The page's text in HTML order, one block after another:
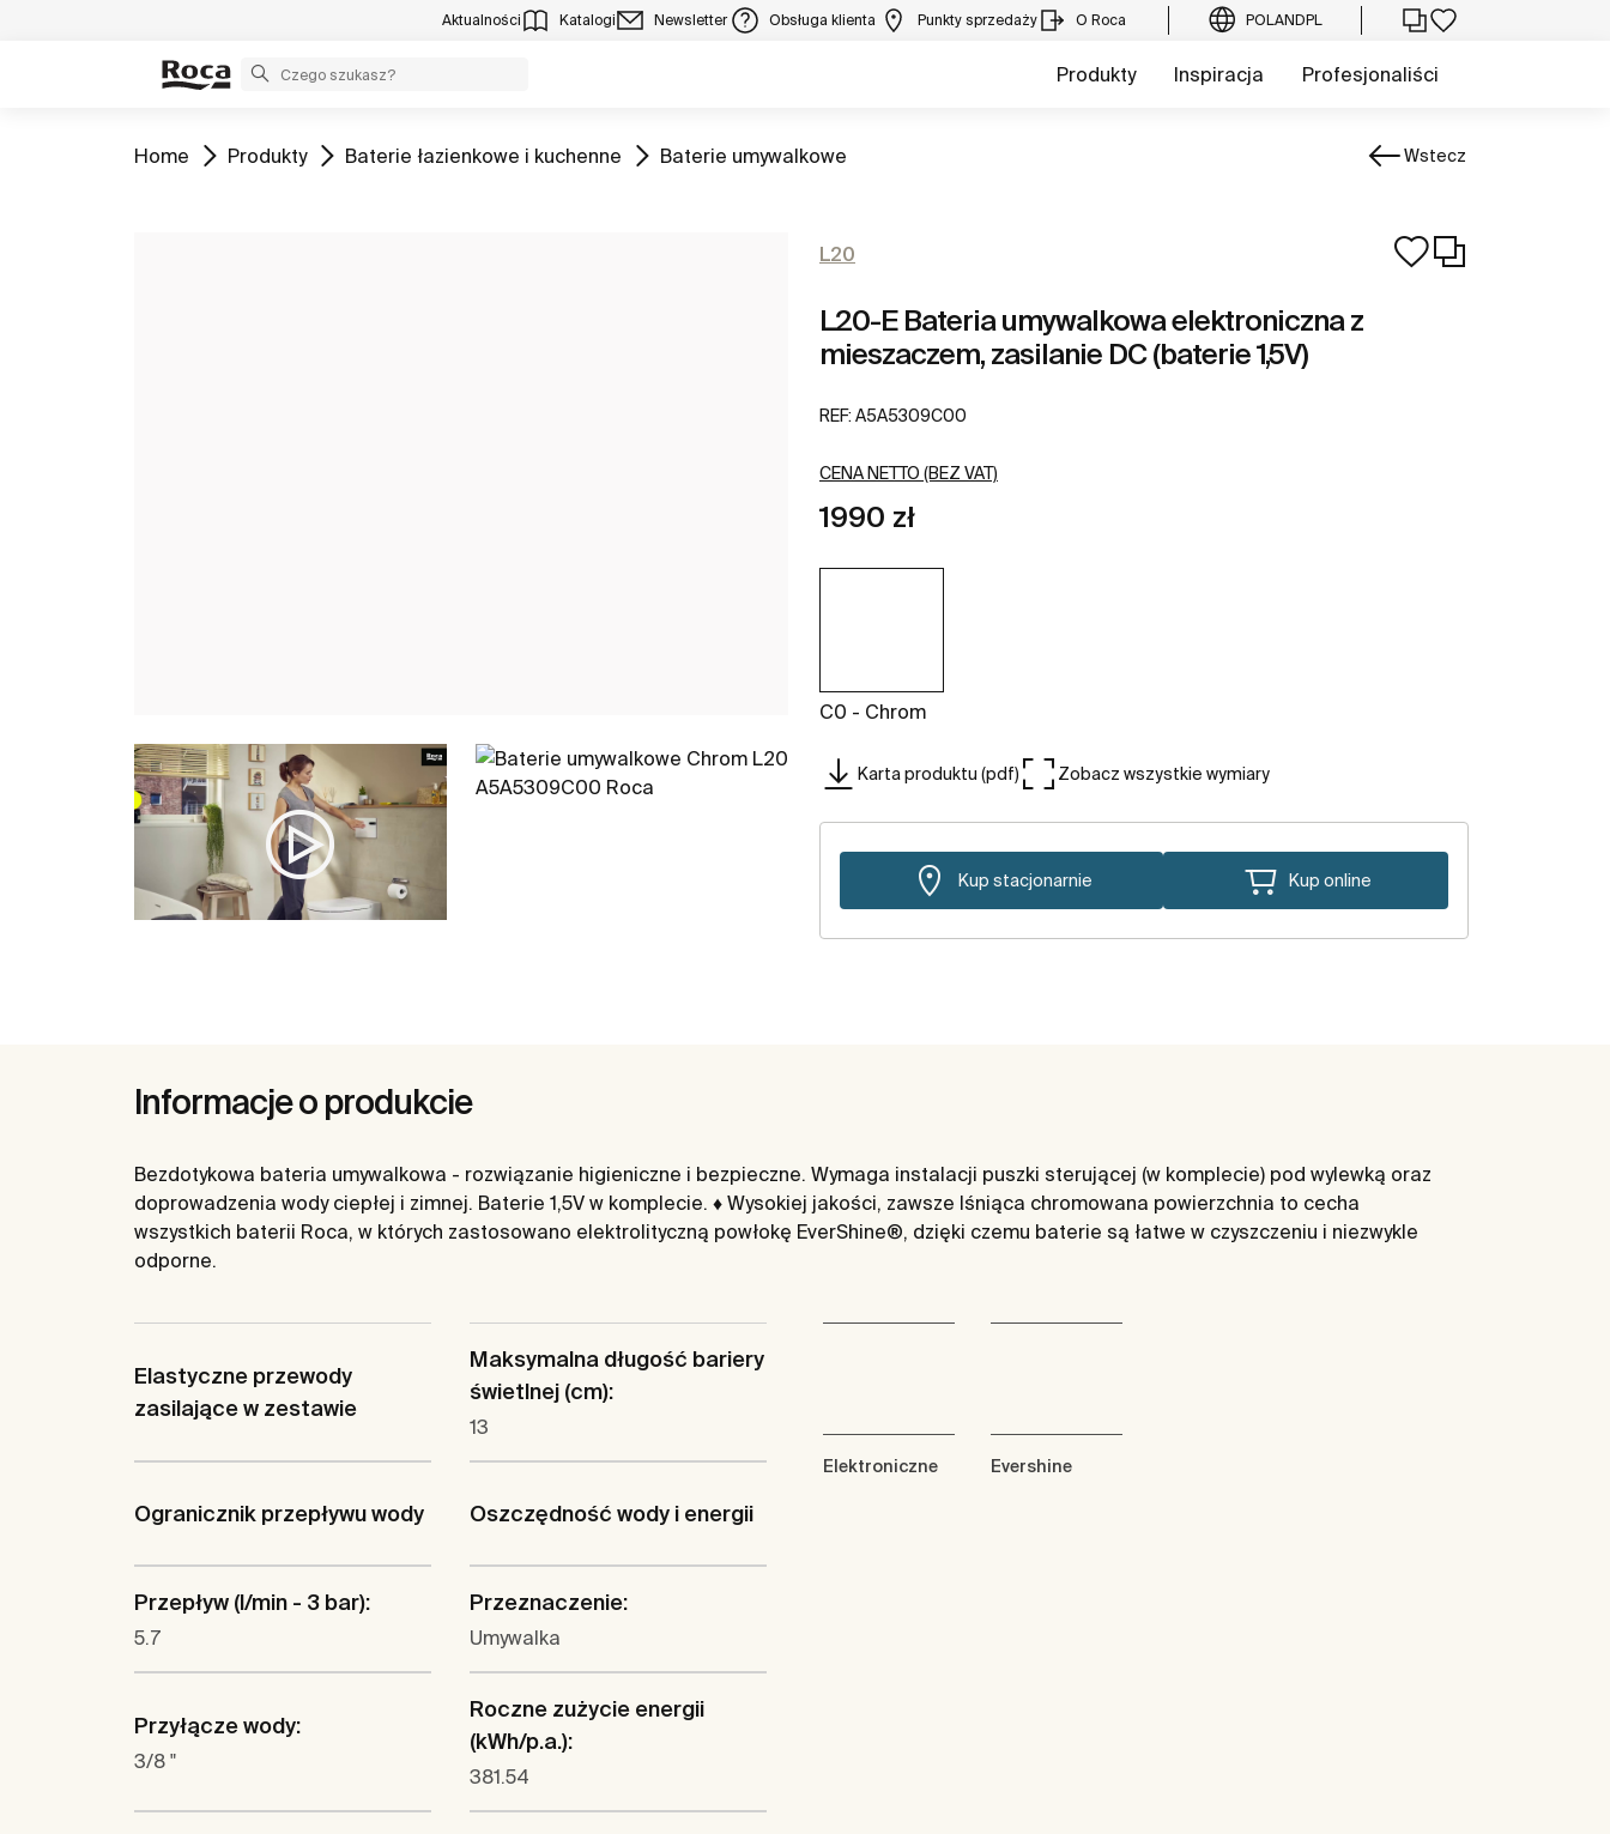
Aktualności Katalogi Newsletter Obsługa klienta Punkty sprzedaży O Roca POLANDPL
Produkty Inspiracja Profesjonaliści
Zobacz
Home Zobacz
Produkty Zobacz
Baterie łazienkowe i kuchenne Zobacz
Baterie umywalkowe Wstecz
L20
L20-E Bateria umywalkowa elektroniczna z
mieszaczem, zasilanie DC (baterie 1,5V)
REF: A5A5309C00
CENA NETTO (BEZ VAT)
1990 zł
C0 - Chrom
Karta produktu (pdf) Zobacz wszystkie wymiary
Kup stacjonarnie Kup online
Informacje o produkcie
Bezdotykowa bateria umywalkowa - rozwiązanie higieniczne i bezpieczne. Wymaga instalacji puszki sterującej (w komplecie) pod wylewką oraz
doprowadzenia wody ciepłej i zimnej. Baterie 1,5V w komplecie. ♦ Wysokiej jakości, zawsze lśniąca chromowana powierzchnia to cecha
wszystkich baterii Roca, w których zastosowano elektrolityczną powłokę EverShine®, dzięki czemu baterie są łatwe w czyszczeniu i niezwykle
odporne.
Elastyczne przewody
zasilające w zestawie
Maksymalna długość bariery
świetlnej (cm):
13
Ogranicznik przepływu wody Oszczędność wody i energii
Przepływ (l/min - 3 bar):
5.7
Przeznaczenie:
Umywalka
Przyłącze wody:
3/8 "
Roczne zużycie energii
(kWh/p.a.):
381.54
Elektroniczne Evershine